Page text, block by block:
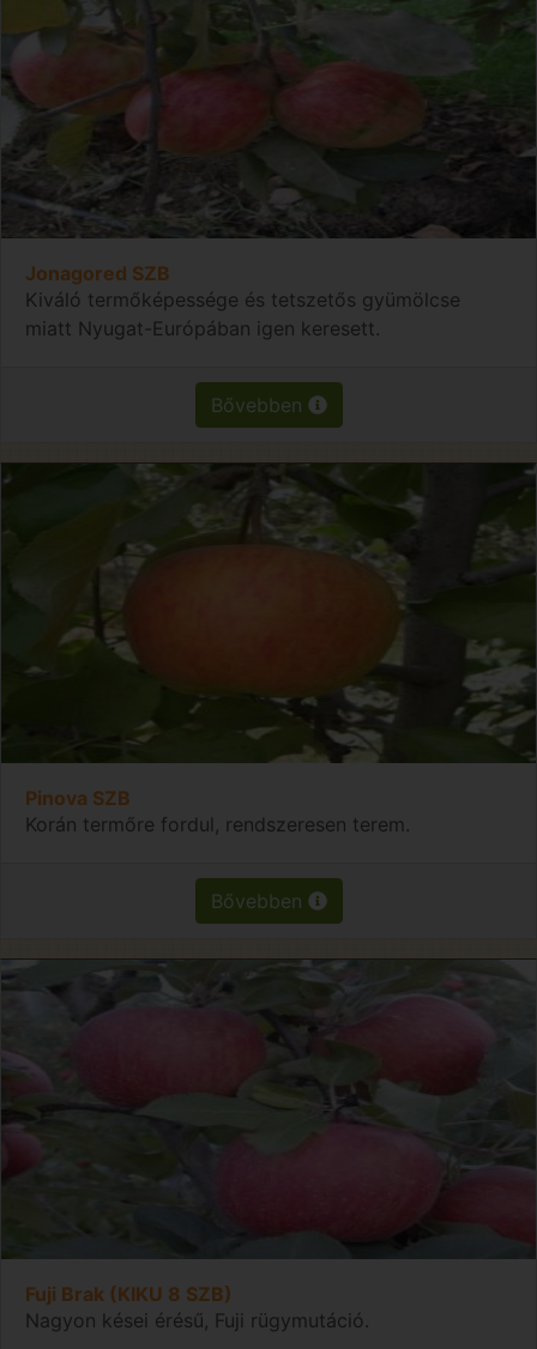
Jonagored SZB
Kiváló termőképessége és tetszetős gyümölcse
miatt Nyugat-Európában igen keresett.
Bővebben
Pinova SZB
Korán termőre fordul, rendszeresen terem.
Bővebben
Fuji Brak (KIKU 8 SZB)
Nagyon kései érésű, Fuji rügymutáció.